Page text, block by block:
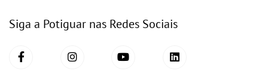
Siga a Potiguar nas Redes Sociais